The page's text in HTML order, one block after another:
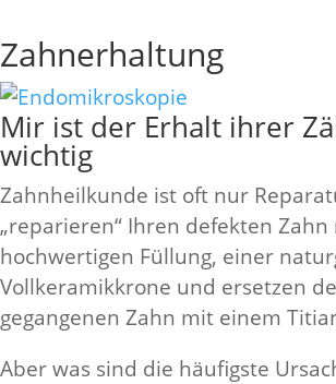
Zahnerhaltung
Mir ist der Erhalt ihrer
wichtig
Zahnheilkunde ist oft nur
„reparieren“ Ihren defekten
hochwertigen Füllung, einer
Vollkeramikkrone und ersetzen
gegangenen Zahn mit einem
Aber was sind die häufigste